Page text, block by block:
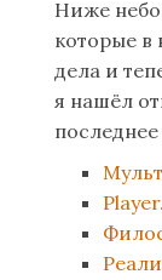
Ниже
которые в
дела и
я нашёл